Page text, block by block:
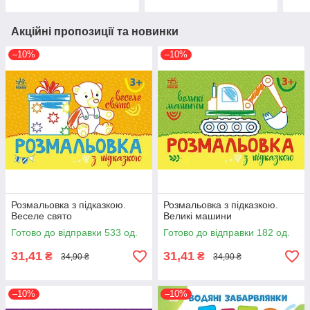
Акційні пропозиції та новинки
–10%
Розмальовка з підказкою.
Веселе свято
Готово до відправки 533 од.
31,41 ₴ 34,90 ₴
–10%
Розмальовка з підказкою.
Великі машини
Готово до відправки 182 од.
31,41 ₴ 34,90 ₴
–10% –10%